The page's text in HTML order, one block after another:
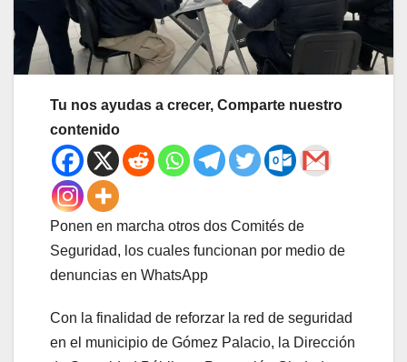
Tu nos ayudas a crecer, Comparte nuestro
contenido
Ponen en marcha otros dos Comités de
Seguridad, los cuales funcionan por medio de
denuncias en WhatsApp
Con la finalidad de reforzar la red de seguridad
en el municipio de Gómez Palacio, la Dirección